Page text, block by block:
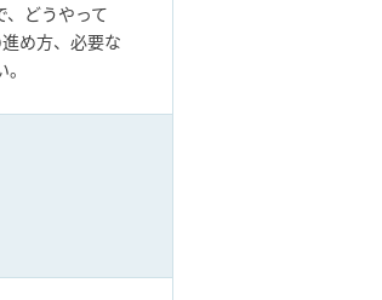
どうやって
め方、必要な